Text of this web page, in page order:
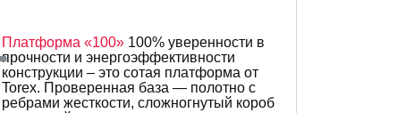
Платформа «100»100% уверенности в
прочности и энергоэффективности
конструкции – это сотая платформа от
Torex. Проверенная база — полотно с
ребрами жесткости, сложногнутый короб